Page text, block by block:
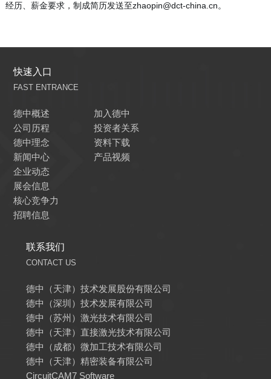
经历、薪金要求，制成简历发送至zhaopin@dct-china.cn。
快速入口
FAST ENTRANCE
德中概述
公司历程
德中理念
新闻中心
企业动态
展会信息
核心竞争力
招聘信息
加入德中
投资者关系
资料下载
产品视频
联系我们
CONTACT US
德中（天津）技术发展股份有限公司
德中（深圳）技术发展有限公司
德中（苏州）激光技术有限公司
德中（天津）直接激光技术有限公司
德中（成都）微加工技术有限公司
德中（天津）精密装备有限公司
CircuitCAM7 Software